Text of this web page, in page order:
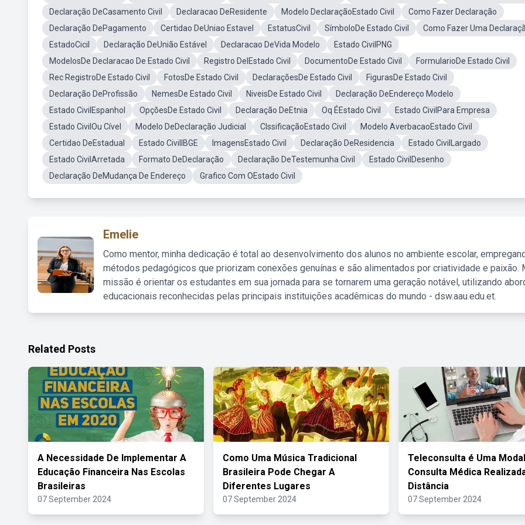
Declaração DeCasamento Civil
Declaracao DeResidente Modelo DeclaraçãoEstado Civil
Como Fazer Declaração
Declaração DePagamento
Certidao DeUniao Estavel EstatusCivil SímboloDe Estado Civil
Como Fazer Uma
EstadoCicil
Declaração DeUnião Estável Declaracao DeVida Modelo
Estado CivilPNG
ModelosDe Declaracao De Estado Civil
Registro DelEstado Civil DocumentoDe Estado Civil
FormularioDe Estado Civil
Rec RegistroDe Estado Civil
FotosDe Estado Civil DeclaraçõesDe Estado Civil
FigurasDe Estado Civil
Declaração DeProfissão
NemesDe Estado Civil NiveisDe Estado Civil
Declaração DeEndereço Modelo
Estado CivilEspanhol
OpçõesDe Estado Civil Declaração DeEtnia Oq ÉEstado Civil
Estado CivilPara Empresa
Estado CivilOu Cível
Modelo DeDeclaração Judicial ClssificaçãoEstado Civil
Modelo AverbacaoEstado Civil
Certidao DeEstadual
Estado CivilIBGE ImagensEstado Civil Declaração DeResidencia
Estado CivilLargado
Estado CivilArretada
Formato DeDeclaração Declaração DeTestemunha Civil
Estado CivilDesenho
Declaração DeMudança De Endereço
Grafico Com OEstado Civil
Emelie
Como mentor, minha dedicação é total ao desenvolvimento dos alunos no ambiente escolar,
métodos pedagógicos que priorizam conexões genuínas e são alimentados por criatividade e paixão.
missão é orientar os estudantes em sua jornada para se tornarem uma geração notável, utilizando
educacionais reconhecidas pelas principais instituições acadêmicas do mundo - dsw.aau.edu.et.
Related Posts
A Necessidade De Implementar A
Educação Financeira Nas Escolas
Brasileiras
07 September 2024
Como Uma Música Tradicional
Brasileira Pode Chegar A
Diferentes Lugares
07 September 2024
Teleconsulta é Uma
Consulta Médica
Distância
07 September 2024